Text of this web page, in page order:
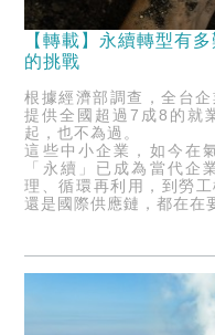
【轉載】永續轉型有
的挑戰
根據經濟部調查，全台
提供全國超過7成8的就
起，也不為過。
這些中小企業，如今在
「永續」已成為當代企
理、循環再利用，到勞
還是國際供應鏈，都在在